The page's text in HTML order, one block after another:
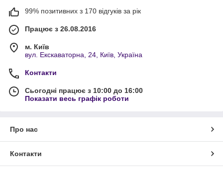
99% позитивних з 170 відгуків за рік
Працює з 26.08.2016
м. Київ
вул. Екскаваторна, 24, Київ, Україна
Контакти
Сьогодні працює з 10:00 до 16:00
Показати весь графік роботи
Про нас
Контакти